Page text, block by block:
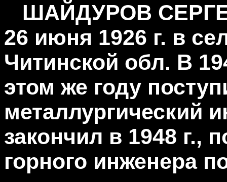
ШАЙДУРОВ
26 июня 1926 г. в
Читинской обл. В
этом же году
металлургический
закончил в 1948 г.,
горного инженера